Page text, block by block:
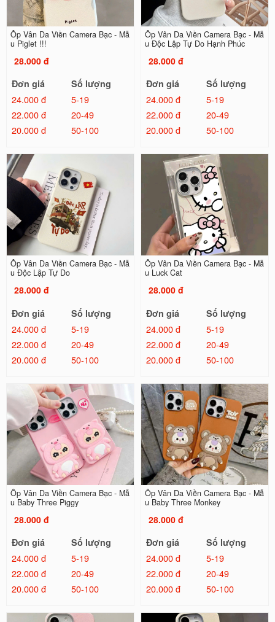
Ốp Vân Da Viền Camera Bạc - Mẫ
u Piglet !!!
28.000 đ
Đơn giá
Số lượng
24.000 đ
5-19
22.000 đ
20-49
20.000 đ
50-100
Ốp Vân Da Viền Camera Bạc - Mẫ
u Độc Lập Tự Do Hạnh Phúc
28.000 đ
Đơn giá
Số lượng
24.000 đ
5-19
22.000 đ
20-49
20.000 đ
50-100
Ốp Vân Da Viền Camera Bạc - Mẫ
u Độc Lập Tự Do
28.000 đ
Đơn giá
Số lượng
24.000 đ
5-19
22.000 đ
20-49
20.000 đ
50-100
Ốp Vân Da Viền Camera Bạc - Mẫ
u Luck Cat
28.000 đ
Đơn giá
Số lượng
24.000 đ
5-19
22.000 đ
20-49
20.000 đ
50-100
Ốp Vân Da Viền Camera Bạc - Mẫ
u Baby Three Piggy
28.000 đ
Đơn giá
Số lượng
24.000 đ
5-19
22.000 đ
20-49
20.000 đ
50-100
Ốp Vân Da Viền Camera Bạc - Mẫ
u Baby Three Monkey
28.000 đ
Đơn giá
Số lượng
24.000 đ
5-19
22.000 đ
20-49
20.000 đ
50-100